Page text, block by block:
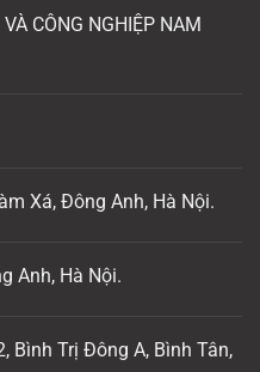
CÔNG NGHIỆP NAM
Xá, Đông Anh, Hà Nội.
Anh, Hà Nội.
Trị Đông A, Bình Tân,